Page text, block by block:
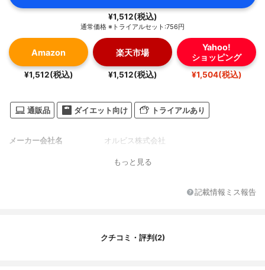
¥1,512(税込)
通常価格 ※トライアルセット:756円
Amazon
¥1,512(税込)
楽天市場
¥1,512(税込)
Yahoo!
ショッピング
¥1,504(税込)
通販品 ダイエット向け トライアルあり
メーカー会社名 オルビス株式会社
もっと見る
記載情報ミス報告
クチコミ・評判(2)